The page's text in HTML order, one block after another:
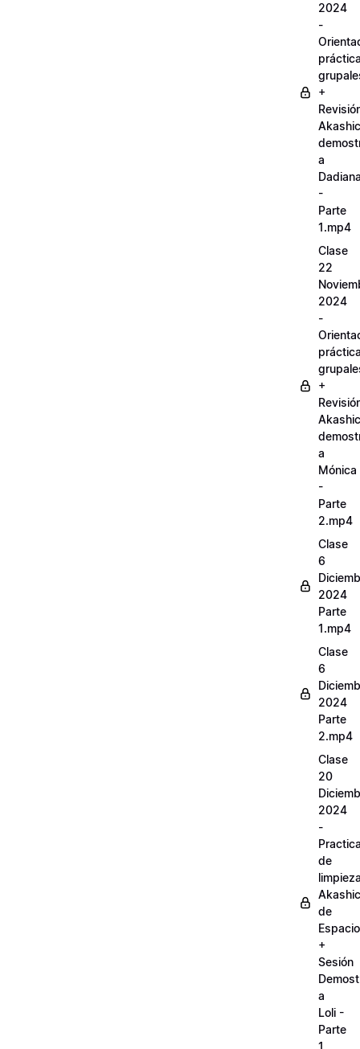
2024
-
+
a
-
Parte
1.mp4
Clase
22
2024
-
+
a
Mónica
-
Parte
2.mp4
Clase
6
2024
Parte
1.mp4
Clase
6
2024
Parte
2.mp4
Clase
20
2024
-
de
de
+
Sesión
a
Loli -
Parte
1